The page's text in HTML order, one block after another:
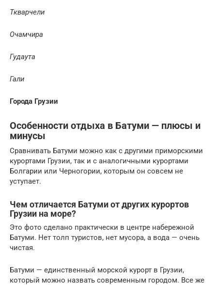
Ткварчели
Очамчира
Гудаута
Гали
Города Грузии
Особенности отдыха в Батуми — плюсы и
минусы
Сравнивать Батуми можно как с другими приморскими
курортами Грузии, так и с аналогичными курортами
Болгарии или Черногории, которым он совсем не
уступает.
Чем отличается Батуми от других курортов
Грузии на море?
Это фото сделано практически в центре набережной
Батуми. Нет толп туристов, нет мусора, а вода — очень
чистая.
Батуми — единственный морской курорт в Грузии,
который можно назвать современным городом. Все же